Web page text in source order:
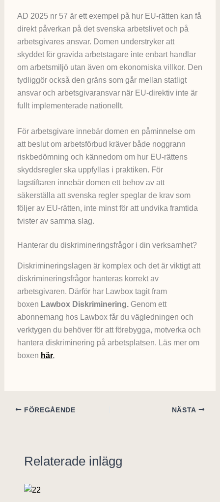
AD 2025 nr 57 är ett exempel på hur EU-rätten kan få
direkt påverkan på det svenska arbetslivet och på
arbetsgivares ansvar. Domen understryker att
skyddet för gravida arbetstagare inte enbart handlar
om arbetsmiljö utan även om ekonomiska villkor. Den
tydliggör också den gräns som går mellan statligt
ansvar och arbetsgivaransvar när EU-direktiv inte är
fullt implementerade nationellt.
För arbetsgivare innebär domen en påminnelse om
att beslut om arbetsförbud kräver både noggrann
riskbedömning och kännedom om hur EU-rättens
skyddsregler ska uppfyllas i praktiken. För
lagstiftaren innebär domen ett behov av att
säkerställa att svenska regler speglar de krav som
följer av EU-rätten, inte minst för att undvika framtida
tvister av samma slag.
Hanterar du diskrimineringsfrågor i din verksamhet?
Diskrimineringslagen är komplex och det är viktigt att
diskrimineringsfrågor hanteras korrekt av
arbetsgivaren. Därför har Lawbox tagit fram
boxen Lawbox Diskriminering. Genom ett
abonnemang hos Lawbox får du vägledningen och
verktygen du behöver för att förebygga, motverka och
hantera diskriminering på arbetsplatsen. Läs mer om
boxen här.
FÖREGÅENDE NÄSTA
Relaterade inlägg